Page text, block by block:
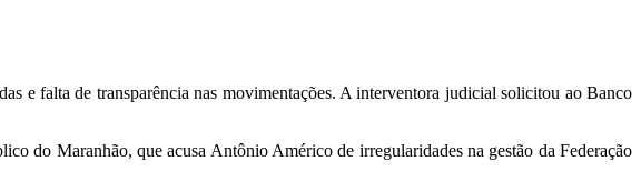
e falta de transparência nas movimentações. A interventora judicial solicitou ao Banco
do Maranhão, que acusa Antônio Américo de irregularidades na gestão da Federação